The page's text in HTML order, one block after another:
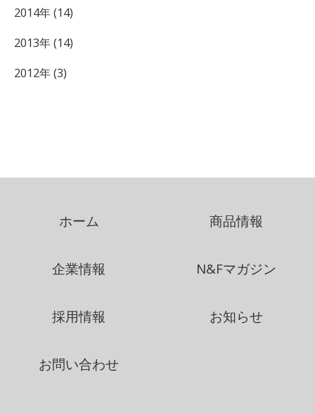
2014年 (14)
2013年 (14)
2012年 (3)
ホーム 商品情報
企業情報 N&Fマガジン
採用情報 お知らせ
お問い合わせ